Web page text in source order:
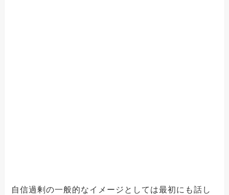
自信過剰の一般的なイメージとしては最初にも話し